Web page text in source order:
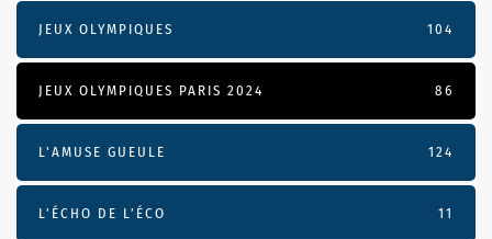
JEUX OLYMPIQUES 104
JEUX OLYMPIQUES PARIS 2024 86
L'AMUSE GUEULE 124
L’ÉCHO DE L’ÉCO 11